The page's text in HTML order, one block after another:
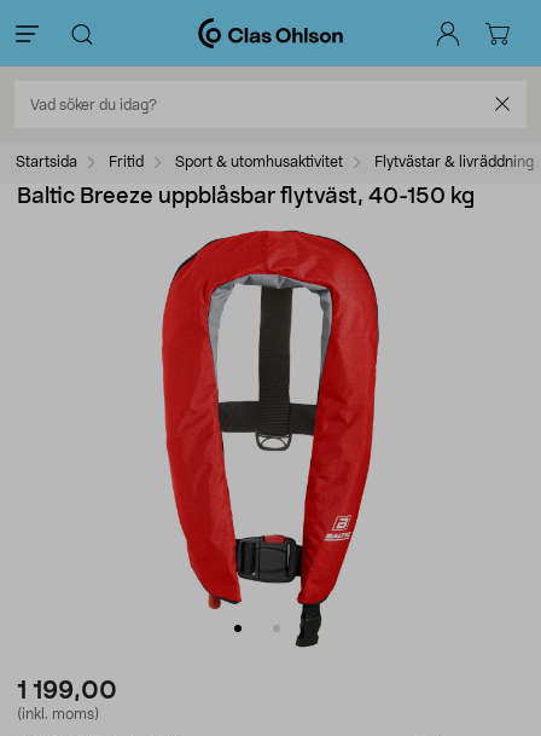
Startsida Fritid Sport & utomhusaktivitet Flytvästar & livräddning
Baltic Breeze uppblåsbar flytväst, 40-150 kg
1 199,00
(inkl. moms)